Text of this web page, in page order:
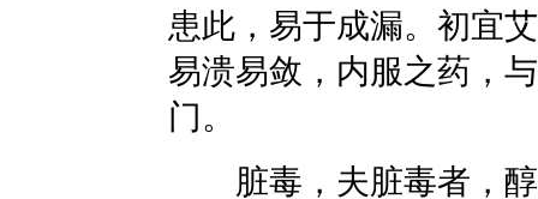
患此，易于成漏。初宜
易溃易敛，内服之药，
门。
脏毒，夫脏毒者，醇